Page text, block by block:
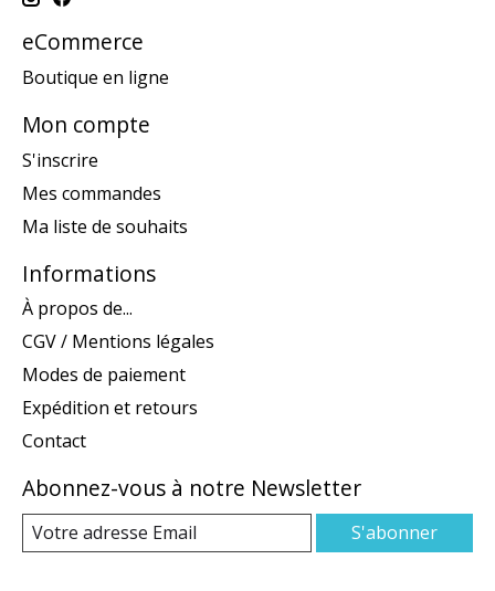
eCommerce
Boutique en ligne
Mon compte
S'inscrire
Mes commandes
Ma liste de souhaits
Informations
À propos de...
CGV / Mentions légales
Modes de paiement
Expédition et retours
Contact
Abonnez-vous à notre Newsletter
S'abonner